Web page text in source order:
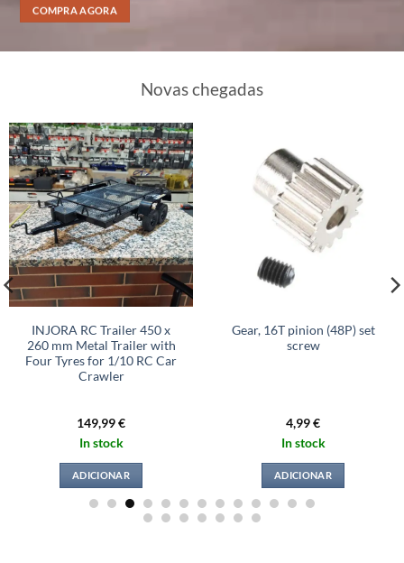
COMPRA AGORA
Novas chegadas
INJORA RC Trailer 450 x
260 mm Metal Trailer with
Four Tyres for 1/10 RC Car
Crawler
149,99€
In stock
ADICIONAR
Gear, 16T pinion (48P) set
screw
4,99€
In stock
ADICIONAR